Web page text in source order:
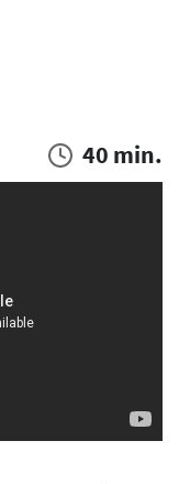
40 min.